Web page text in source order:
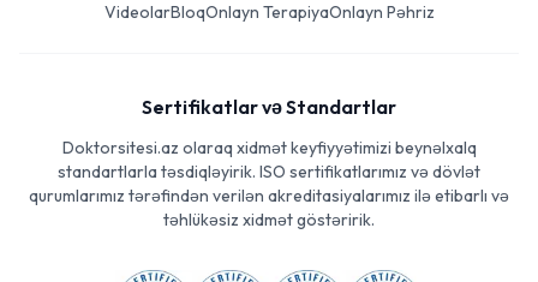
VideolarBloqOnlayn TerapiyaOnlayn Pəhriz
Sertifikatlar və Standartlar
Doktorsitesi.az olaraq xidmət keyfiyyətimizi beynəlxalq
standartlarla təsdiqləyirik. ISO sertifikatlarımız və dövlət
qurumlarımız tərəfindən verilən akreditasiyalarımız ilə etibarlı və
təhlükəsiz xidmət göstəririk.